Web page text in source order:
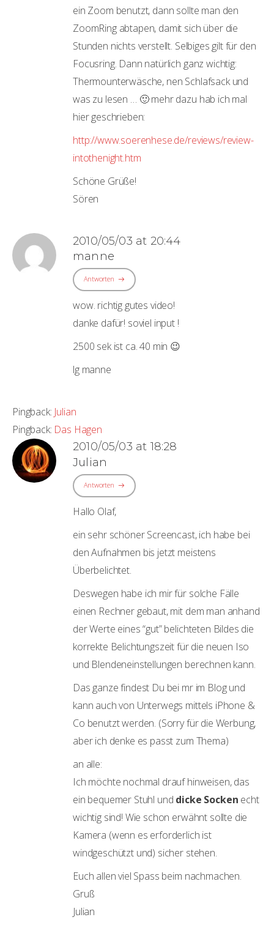
ein Zoom benutzt, dann sollte man den
ZoomRing abtapen, damit sich über die
Stunden nichts verstellt. Selbiges gilt für den
Focusring. Dann natürlich ganz wichtig:
Thermounterwäsche, nen Schlafsack und
was zu lesen … 🙂 mehr dazu hab ich mal
hier geschrieben:
http://www.soerenhese.de/reviews/review-
intothenight.htm
Schöne Grüße!
Sören
2010/05/03 at 20:44
manne
Antworten
wow. richtig gutes video!
danke dafür! soviel input !
2500 sek ist ca. 40 min 😉
lg manne
Pingback: Julian
Pingback: Das Hagen
2010/05/03 at 18:28
Julian
Antworten
Hallo Olaf,
ein sehr schöner Screencast, ich habe bei
den Aufnahmen bis jetzt meistens
Überbelichtet.
Deswegen habe ich mir für solche Fälle
einen Rechner gebaut, mit dem man anhand
der Werte eines “gut” belichteten Bildes die
korrekte Belichtungszeit für die neuen Iso
und Blendeneinstellungen berechnen kann.
Das ganze findest Du bei mr im Blog und
kann auch von Unterwegs mittels iPhone &
Co benutzt werden. (Sorry für die Werbung,
aber ich denke es passt zum Thema)
an alle:
Ich möchte nochmal drauf hinweisen, das
ein bequemer Stuhl und dicke Socken echt
wichtig sind! Wie schon erwähnt sollte die
Kamera (wenn es erforderlich ist
windgeschützt und) sicher stehen.
Euch allen viel Spass beim nachmachen.
Gruß
Julian